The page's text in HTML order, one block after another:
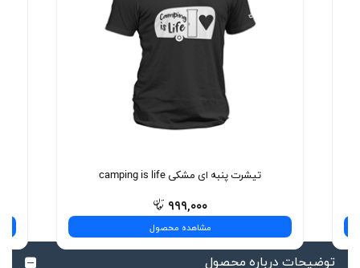
تیشرت پنبه ای مشکی camping is life
۹۹۹,۰۰۰
مشاهده محصول
توضیحات درباره محصول